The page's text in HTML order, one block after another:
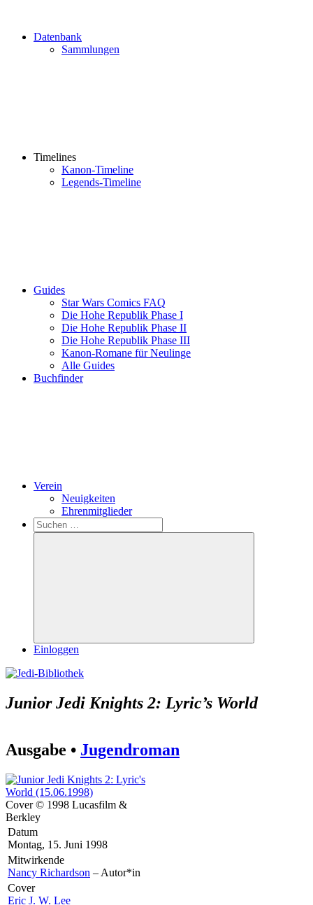
Datenbank
Sammlungen
Timelines
Kanon-Timeline
Legends-Timeline
Guides
Star Wars Comics FAQ
Die Hohe Republik Phase I
Die Hohe Republik Phase II
Die Hohe Republik Phase III
Kanon-Romane für Neulinge
Alle Guides
Buchfinder
Verein
Neuigkeiten
Ehrenmitglieder
Search
Suchen
nach:
Suchen
Einloggen
Junior Jedi Knights 2: Lyric’s World
Ausgabe • Jugendroman
Cover © 1998 Lucasfilm &
Berkley
Datum
Montag, 15. Juni 1998
Mitwirkende
Nancy Richardson – Autor*in
Cover
Eric J. W. Lee